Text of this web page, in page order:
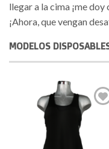
llegar a la cima ¡me
¡Ahora, que vengan
MODELOS